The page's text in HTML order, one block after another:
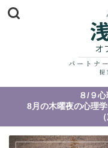
８/９
8月の木曜夜の心理